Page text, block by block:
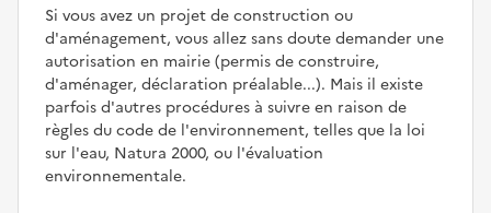
Si vous avez un projet de construction ou
d'aménagement, vous allez sans doute demander une
autorisation en mairie (permis de construire,
d'aménager, déclaration préalable...). Mais il existe
parfois d'autres procédures à suivre en raison de
règles du code de l'environnement, telles que la loi
sur l'eau, Natura 2000, ou l'évaluation
environnementale.